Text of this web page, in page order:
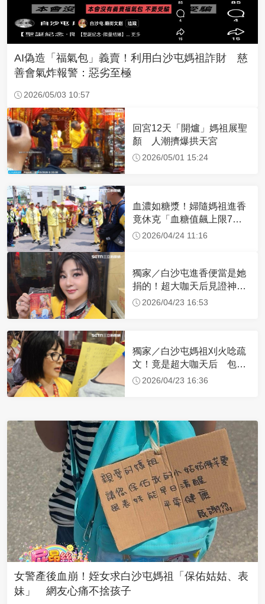
AI偽造「福氣包」義賣！利用白沙屯媽祖詐財 慈
善會氣炸報警：惡劣至極
2026/05/03 10:57
回宮12天「開爐」媽祖展聖
顏 人潮擠爆拱天宮
2026/05/01 15:24
血濃如糖漿！婦隨媽祖進香
竟休克「血糖值飆上限7
倍」 醫曝原因
2026/04/24 11:16
獨家／白沙屯進香便當是她
捐的！超大咖天后見證神
蹟 一靠近媽祖就爆哭
2026/04/23 16:53
獨家／白沙屯媽祖刈火唸疏
文！竟是超大咖天后 包尿
布忍尿5小時不喊累
2026/04/23 16:36
女警產後血崩！姪女求白沙屯媽祖「保佑姑姑、表
妹」 網友心痛不捨孩子